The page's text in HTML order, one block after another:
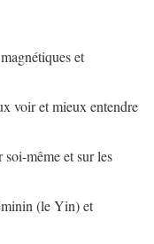
et
voir et mieux entendre
même et sur les
(le Yin) et